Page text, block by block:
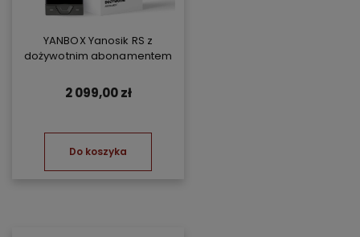
YANBOX Yanosik RS z
dożywotnim abonamentem
2 099,00 zł
Do koszyka